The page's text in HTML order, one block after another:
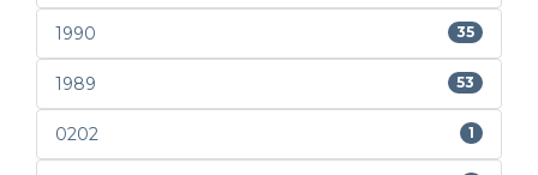
1990 35
1989 53
0202 1